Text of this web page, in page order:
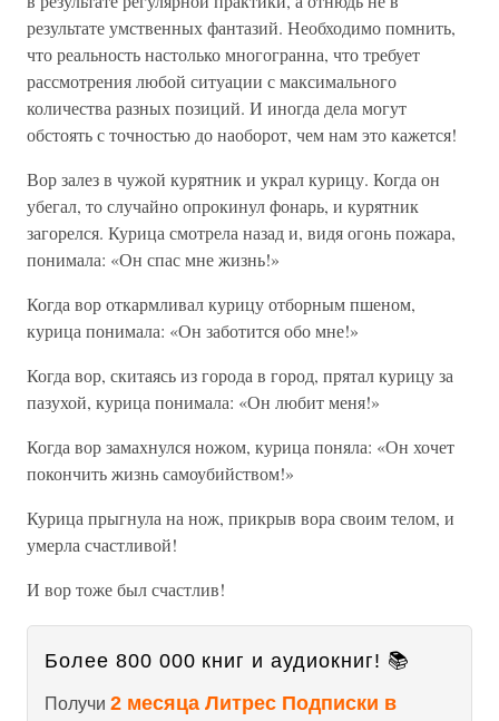
результате умственных фантазий. Необходимо помнить,
что реальность настолько многогранна, что требует
рассмотрения любой ситуации с максимального
количества разных позиций. И иногда дела могут
обстоять с точностью до наоборот, чем нам это кажется!
Вор залез в чужой курятник и украл курицу. Когда он
убегал, то случайно опрокинул фонарь, и курятник
загорелся. Курица смотрела назад и, видя огонь пожара,
понимала: «Он спас мне жизнь!»
Когда вор откармливал курицу отборным пшеном,
курица понимала: «Он заботится обо мне!»
Когда вор, скитаясь из города в город, прятал курицу за
пазухой, курица понимала: «Он любит меня!»
Когда вор замахнулся ножом, курица поняла: «Он хочет
покончить жизнь самоубийством!»
Курица прыгнула на нож, прикрыв вора своим телом, и
умерла счастливой!
И вор тоже был счастлив!
Более 800 000 книг и аудиокниг! 📚
Получи 2 месяца Литрес Подписки в